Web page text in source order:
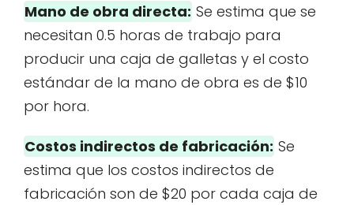
Mano de obra directa: Se estima que se
necesitan 0.5 horas de trabajo para
producir una caja de galletas y el costo
estándar de la mano de obra es de $10
por hora.
Costos indirectos de fabricación: Se
estima que los costos indirectos de
fabricación son de $20 por cada caja de